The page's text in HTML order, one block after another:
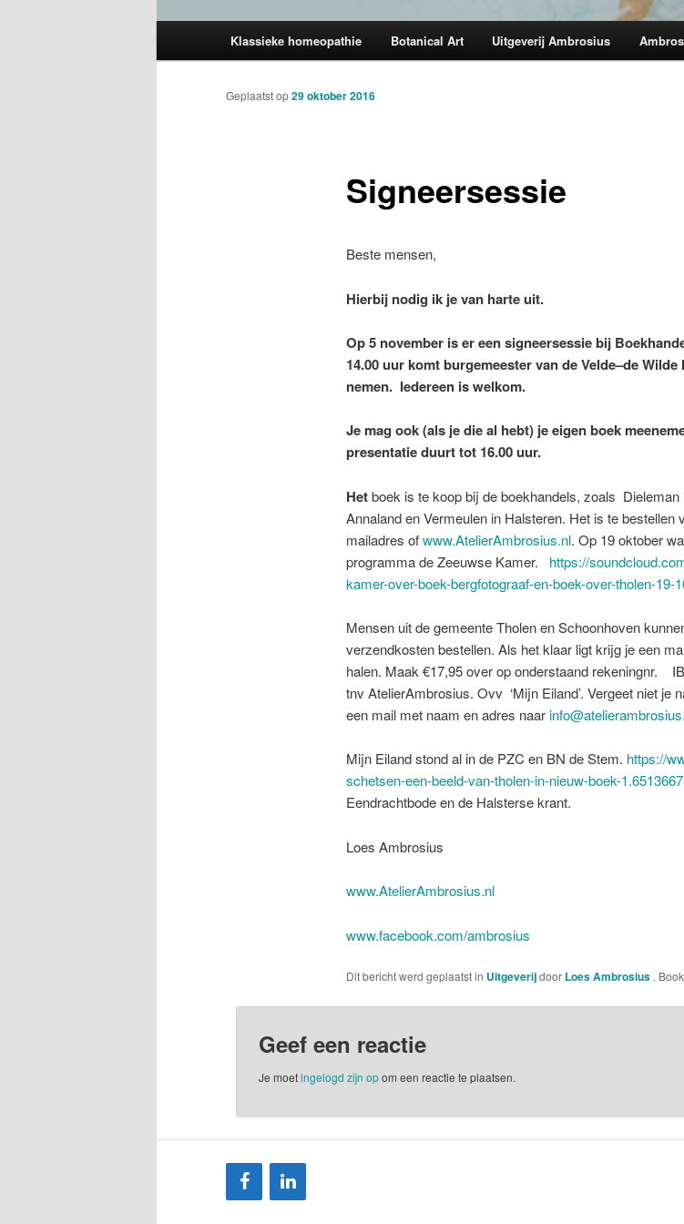
Klassieke homeopathie Botanical Art Uitgeverij Ambrosius
Signeersessie
Geplaatst op29 oktober 2016
Beste mensen,
Hierbij nodig ik je van harte uit.
Op 5 november is er een signeersessie bij
14.00 uur komt burgemeester van de Velde–de
nemen. Iedereen is welkom.
Je mag ook (als je die al hebt) je eigen boek
presentatie duurt tot 16.00 uur.
Hetboek is te koop bij de boekhandels, zoals Dieleman
Annaland en Vermeulen in Halsteren. Het is te bestellen
mailadres ofwww.AtelierAmbrosius.nl. Op 19 oktober
programma de Zeeuwse Kamer. https://
kamer-over-boek-bergfotograaf-en-boek-over-tholen-19-
Mensen uit de gemeente Tholen en Schoonhoven
verzendkosten bestellen. Als het klaar ligt krijg je een
halen. Maak €17,95 over op onderstaand rekeningnr.
tnv AtelierAmbrosius. Ovv ‘Mijn Eiland’. Vergeet niet je
een mail met naam en adres naar
Mijn Eiland stond al in de PZC en BN de Stem. https://
schetsen-een-beeld-van-tholen-in-nieuw-boek-1.6513667
Eendrachtbode en de Halsterse krant.
Loes Ambrosius
www.AtelierAmbrosius.nl
www.facebook.com/ambrosius
Dit bericht werd geplaatst in Uitgeverijdoor Loes Ambrosius .
Geef een reactie
Je moetingelogd zijn opom een reactie te plaatsen.